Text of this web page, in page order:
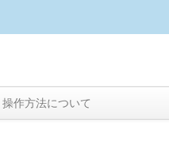
操作方法について